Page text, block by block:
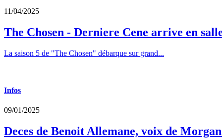
11/04/2025
The Chosen - Derniere Cene arrive en
La saison 5 de "The Chosen" débarque sur grand...
Infos
09/01/2025
Deces de Benoit Allemane, voix de